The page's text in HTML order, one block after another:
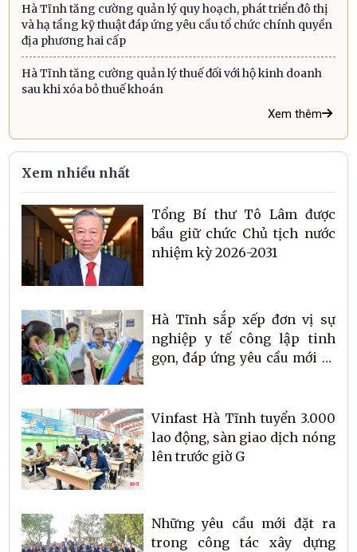
Hà Tĩnh tăng cường quản lý quy hoạch, phát triển đô thị
và hạ tầng kỹ thuật đáp ứng yêu cầu tổ chức chính quyền
địa phương hai cấp
Hà Tĩnh tăng cường quản lý thuế đối với hộ kinh doanh
sau khi xóa bỏ thuế khoán
Xem thêm
Xem nhiều nhất
Tổng Bí thư Tô Lâm được
bầu giữ chức Chủ tịch nước
nhiệm kỳ 2026-2031
Hà Tĩnh sắp xếp đơn vị sự
nghiệp y tế công lập tinh
gọn, đáp ứng yêu cầu mới về
Vinfast Hà Tĩnh tuyển 3.000
lao động, sàn giao dịch nóng
lên trước giờ G
Những yêu cầu mới đặt ra
trong công tác xây dựng